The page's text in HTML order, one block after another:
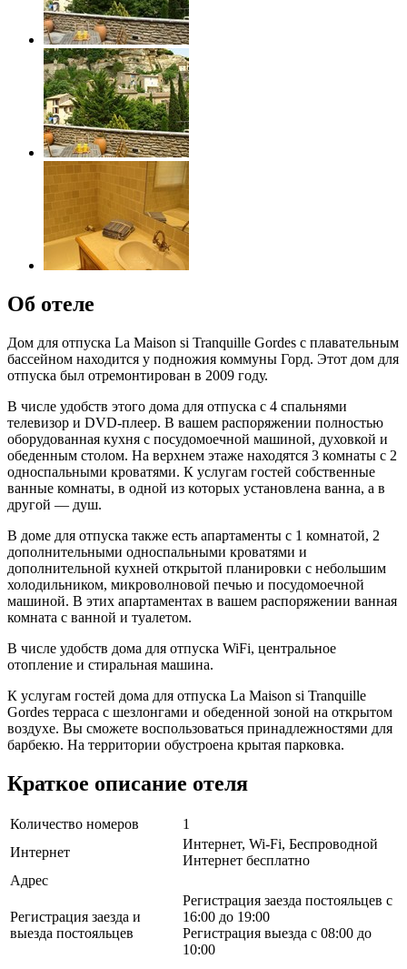
Об отеле
Дом для отпуска La Maison si Tranquille Gordes с плавательным
бассейном находится у подножия коммуны Горд. Этот дом для
отпуска был отремонтирован в 2009 году.
В числе удобств этого дома для отпуска с 4 спальнями
телевизор и DVD-плеер. В вашем распоряжении полностью
оборудованная кухня с посудомоечной машиной, духовкой и
обеденным столом. На верхнем этаже находятся 3 комнаты с 2
односпальными кроватями. К услугам гостей собственные
ванные комнаты, в одной из которых установлена ванна, а в
другой — душ.
В доме для отпуска также есть апартаменты с 1 комнатой, 2
дополнительными односпальными кроватями и
дополнительной кухней открытой планировки с небольшим
холодильником, микроволновой печью и посудомоечной
машиной. В этих апартаментах в вашем распоряжении ванная
комната с ванной и туалетом.
В числе удобств дома для отпуска WiFi, центральное
отопление и стиральная машина.
К услугам гостей дома для отпуска La Maison si Tranquille
Gordes терраса с шезлонгами и обеденной зоной на открытом
воздухе. Вы сможете воспользоваться принадлежностями для
барбекю. На территории обустроена крытая парковка.
Краткое описание отеля
Количество номеров
1
Интернет
Интернет, Wi-Fi, Беспроводной
Интернет бесплатно
Адрес
Регистрация заезда и
выезда постояльцев
Регистрация заезда постояльцев с
16:00 до 19:00
Регистрация выезда с 08:00 до
10:00